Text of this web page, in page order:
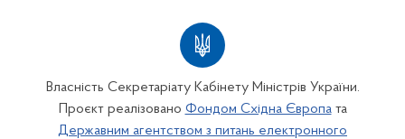
Власність Секретаріату Кабінету Міністрів України.
Проєкт реалізовано Фондом Східна Європата
Державним агентством з питань електронного